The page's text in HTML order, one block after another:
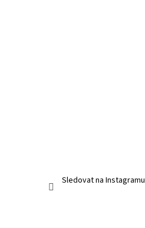
Sledovat na Instagramu